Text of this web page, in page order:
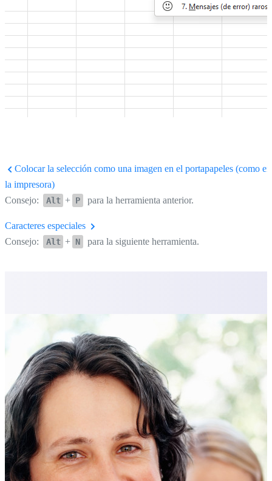
Colocar la selección como una imagen en el portapapeles (como en
la impresora)
Consejo:
Alt + P para la herramienta anterior.
Caracteres especiales
Consejo:
Alt + N para la siguiente herramienta.